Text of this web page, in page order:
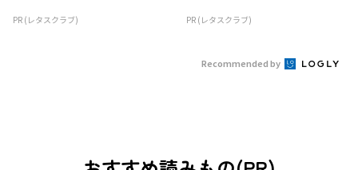
PR (レタスクラブ) PR (レタスクラブ)
Recommended by